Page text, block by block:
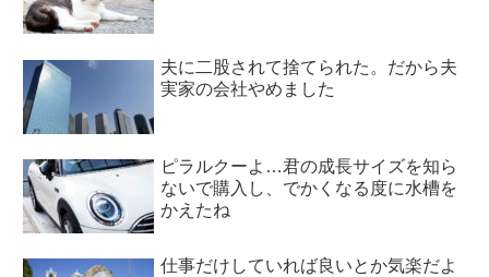
夫に二股されて捨てられた。だから夫
実家の会社やめました
ピラルクーよ…君の成長サイズを知ら
ないで購入し、でかくなる度に水槽を
かえたね
仕事だけしていれば良いとか気楽だよ